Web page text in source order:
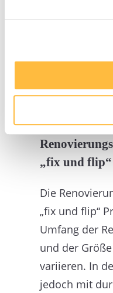
die Nutzung
durch die
verkaufen
Was sind
„fix und
Die
„fix und flip“
Umfang der
und der
variieren. In
jedoch mit